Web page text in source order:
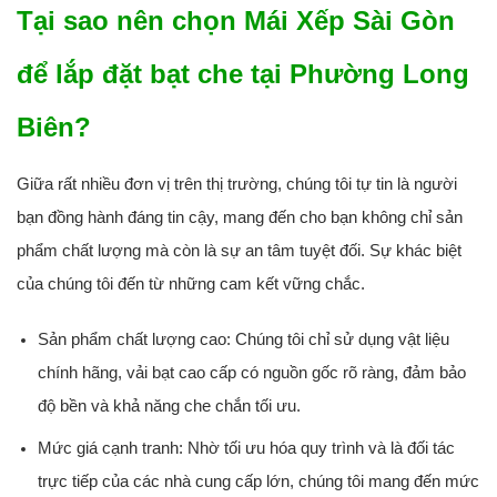
Tại sao nên chọn Mái Xếp Sài Gòn
để lắp đặt bạt che tại Phường Long
Biên?
Giữa rất nhiều đơn vị trên thị trường, chúng tôi tự tin là người
bạn đồng hành đáng tin cậy, mang đến cho bạn không chỉ sản
phẩm chất lượng mà còn là sự an tâm tuyệt đối. Sự khác biệt
của chúng tôi đến từ những cam kết vững chắc.
Sản phẩm chất lượng cao: Chúng tôi chỉ sử dụng vật liệu
chính hãng, vải bạt cao cấp có nguồn gốc rõ ràng, đảm bảo
độ bền và khả năng che chắn tối ưu.
Mức giá cạnh tranh: Nhờ tối ưu hóa quy trình và là đối tác
trực tiếp của các nhà cung cấp lớn, chúng tôi mang đến mức